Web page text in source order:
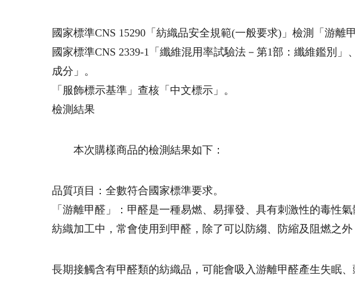
國家標準CNS 15290「紡織品安全規範(一般要求)」檢測「游離
國家標準CNS 2339-1「纖維混用率試驗法－第1部：纖維鑑別
成分」。
「服飾標示基準」查核「中文標示」。
檢測結果
本次購樣商品的檢測結果如下：
品質項目：全數符合國家標準要求。
「游離甲醛」：甲醛是一種易燃、易揮發、具有刺激性的毒性
紡織加工中，常會使用到甲醛，除了可以防縐、防縮及阻燃之外
長期接觸含有甲醛類的紡織品，可能會吸入游離甲醛產生失眠